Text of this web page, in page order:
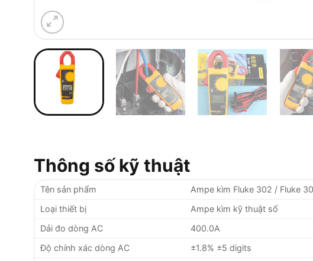
Thông số kỹ thuật
Tên sản phẩm
Ampe kìm Fluke 302 / Fluke
Loại thiết bị
Ampe kìm kỹ thuật số
Dải đo dòng AC
400.0A
Độ chính xác dòng AC
±1.8% ±5 digits